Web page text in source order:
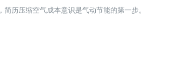
历压缩空气成本意识是气动节能的第一步。